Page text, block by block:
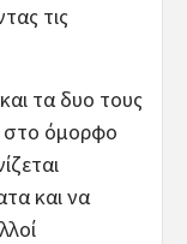
τις
τα δυο τους
στο όμορφο
και να